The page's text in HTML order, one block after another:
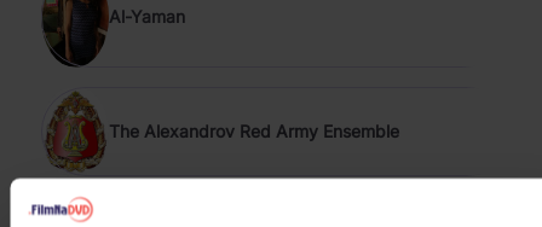
Al-Yaman
The Alexandrov Red Army Ensemble